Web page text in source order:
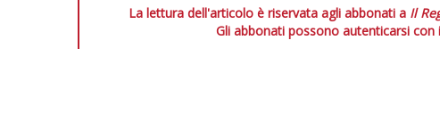
La lettura dell'articolo è riservata agli abbonati a Il
Gli abbonati possono autenticarsi